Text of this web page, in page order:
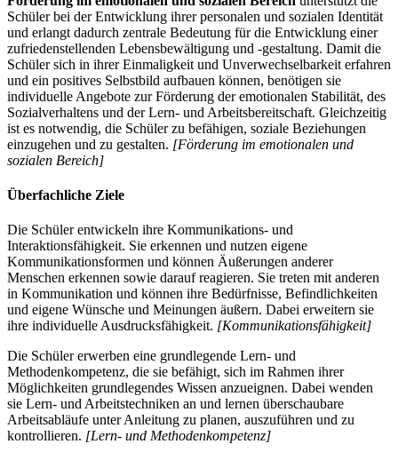
Schüler bei der Entwicklung ihrer personalen und sozialen Identität
und erlangt dadurch zentrale Bedeutung für die Entwicklung einer
zufriedenstellenden Lebensbewältigung und -gestaltung. Damit die
Schüler sich in ihrer Einmaligkeit und Unverwechselbarkeit erfahren
und ein positives Selbstbild aufbauen können, benötigen sie
individuelle Angebote zur Förderung der emotionalen Stabilität, des
Sozialverhaltens und der Lern- und Arbeitsbereitschaft. Gleichzeitig
ist es notwendig, die Schüler zu befähigen, soziale Beziehungen
einzugehen und zu gestalten. [Förderung im emotionalen und
sozialen Bereich]
Überfachliche Ziele
Die Schüler entwickeln ihre Kommunikations- und
Interaktionsfähigkeit. Sie erkennen und nutzen eigene
Kommunikationsformen und können Äußerungen anderer
Menschen erkennen sowie darauf reagieren. Sie treten mit anderen
in Kommunikation und können ihre Bedürfnisse, Befindlichkeiten
und eigene Wünsche und Meinungen äußern. Dabei erweitern sie
ihre individuelle Ausdrucksfähigkeit. [Kommunikationsfähigkeit]
Die Schüler erwerben eine grundlegende Lern- und
Methodenkompetenz, die sie befähigt, sich im Rahmen ihrer
Möglichkeiten grundlegendes Wissen anzueignen. Dabei wenden
sie Lern- und Arbeitstechniken an und lernen überschaubare
Arbeitsabläufe unter Anleitung zu planen, auszuführen und zu
kontrollieren. [Lern- und Methodenkompetenz]